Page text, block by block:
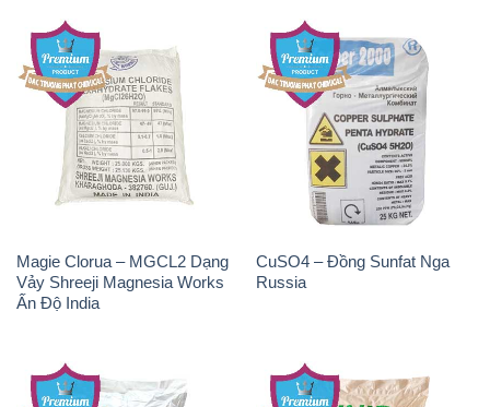
Magie Clorua – MGCL2 Dạng
Vảy Shreeji Magnesia Works
Ấn Độ India
CuSO4 – Đồng Sunfat Nga